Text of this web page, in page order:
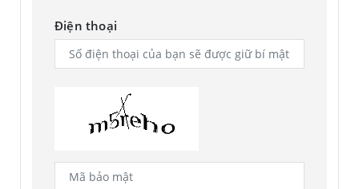
Điện thoại